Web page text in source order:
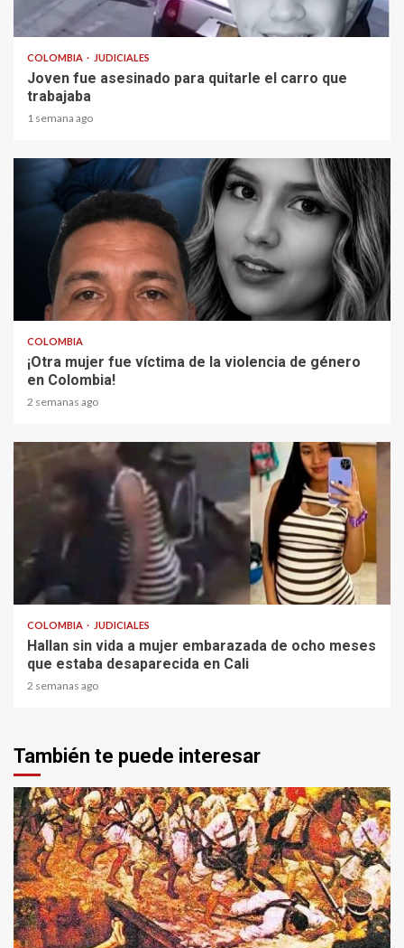
2 min read
COLOMBIA JUDICIALES
Joven fue asesinado para quitarle el carro que
trabajaba
1 semana ago
2 min read
COLOMBIA
¡Otra mujer fue víctima de la violencia de género
en Colombia!
2 semanas ago
2 min read
COLOMBIA JUDICIALES
Hallan sin vida a mujer embarazada de ocho meses
que estaba desaparecida en Cali
2 semanas ago
También te puede interesar
1 min read